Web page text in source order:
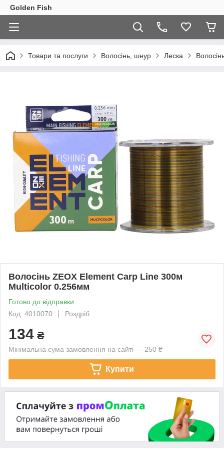
Golden Fish
Товари та послуги Волосінь, шнур Леска
Волосінь ZEOX Element Carp Line 300м
Multicolor 0.256мм
Готово до відправки
Код: 4010070
Роздріб
134 ₴
Мінімальна сума замовлення на сайті — 250 ₴
Купити